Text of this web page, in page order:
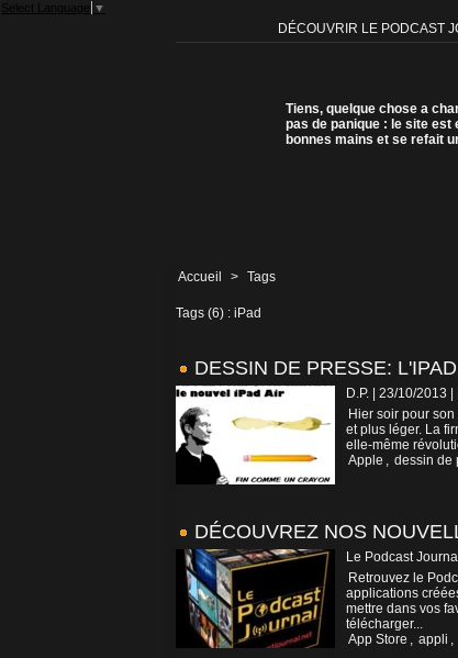
Select Language ▼
DÉCOUVRIR LE PODCAST
Tiens, quelque chose a
pas de panique : le site est
bonnes mains et se refait
Accueil > Tags
Tags (6) : iPad
DESSIN DE PRESSE:
D.P. | 23/10/2013
Hier soir pour
et plus léger. La
elle-même
Apple , dessin de
DÉCOUVREZ NOS
Le Podcast
Retrouvez le
applications
mettre dans vos
télécharger...
App Store , appli ,